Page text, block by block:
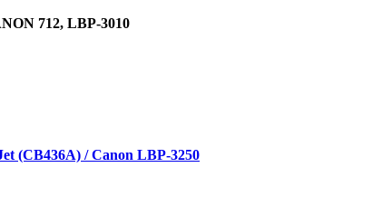
712, LBP-3010
(CB436A) / Canon LBP-3250